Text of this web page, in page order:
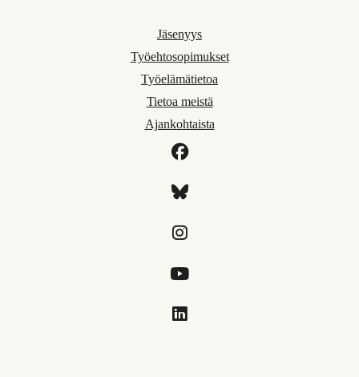
Jäsenyys
Työehtosopimukset
Työelämätietoa
Tietoa meistä
Ajankohtaista